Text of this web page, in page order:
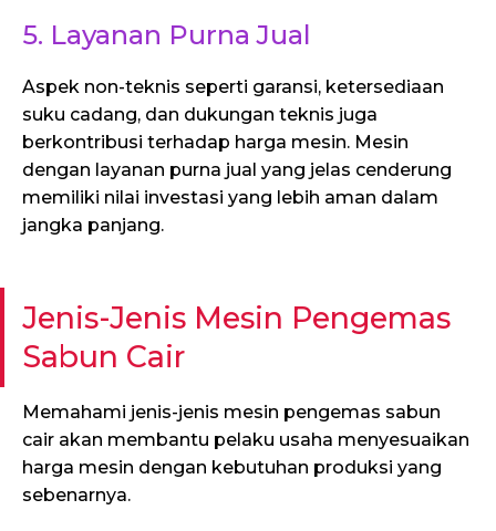
5. Layanan Purna Jual
Aspek non-teknis seperti garansi, ketersediaan
suku cadang, dan dukungan teknis juga
berkontribusi terhadap harga mesin. Mesin
dengan layanan purna jual yang jelas cenderung
memiliki nilai investasi yang lebih aman dalam
jangka panjang.
Jenis-Jenis Mesin Pengemas
Sabun Cair
Memahami jenis-jenis mesin pengemas sabun
cair akan membantu pelaku usaha menyesuaikan
harga mesin dengan kebutuhan produksi yang
sebenarnya.